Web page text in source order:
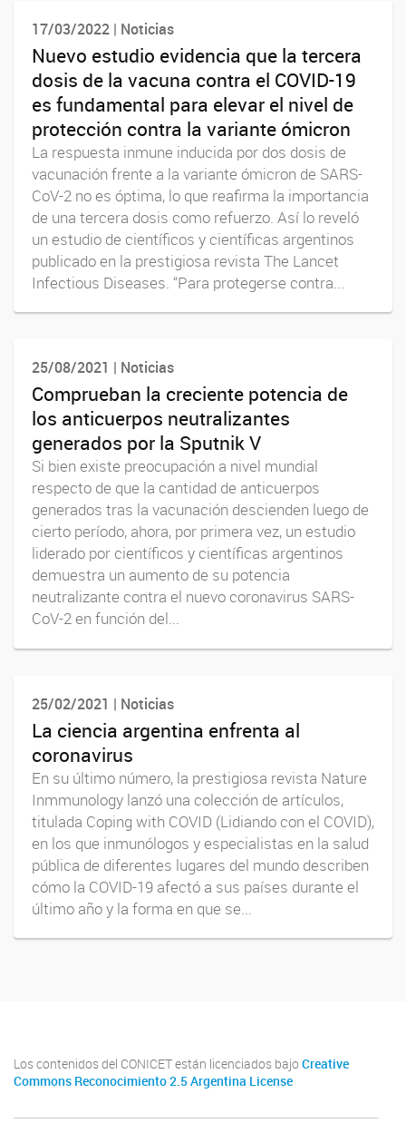
17/03/2022 | Noticias
Nuevo estudio evidencia que la tercera
dosis de la vacuna contra el COVID-19
es fundamental para elevar el nivel de
protección contra la variante ómicron
La respuesta inmune inducida por dos dosis de
vacunación frente a la variante ómicron de SARS-
CoV-2 no es óptima, lo que reafirma la importancia
de una tercera dosis como refuerzo. Así lo reveló
un estudio de científicos y científicas argentinos
publicado en la prestigiosa revista The Lancet
Infectious Diseases. “Para protegerse contra...
25/08/2021 | Noticias
Comprueban la creciente potencia de
los anticuerpos neutralizantes
generados por la Sputnik V
Si bien existe preocupación a nivel mundial
respecto de que la cantidad de anticuerpos
generados tras la vacunación descienden luego de
cierto período, ahora, por primera vez, un estudio
liderado por científicos y científicas argentinos
demuestra un aumento de su potencia
neutralizante contra el nuevo coronavirus SARS-
CoV-2 en función del...
25/02/2021 | Noticias
La ciencia argentina enfrenta al
coronavirus
En su último número, la prestigiosa revista Nature
Inmmunology lanzó una colección de artículos,
titulada Coping with COVID (Lidiando con el COVID),
en los que inmunólogos y especialistas en la salud
pública de diferentes lugares del mundo describen
cómo la COVID-19 afectó a sus países durante el
último año y la forma en que se...
Los contenidos del CONICET están licenciados bajo Creative
Commons Reconocimiento 2.5 Argentina License